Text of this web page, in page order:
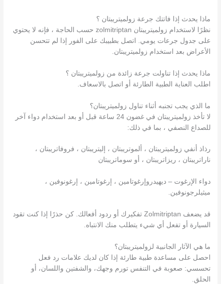
ماذا يحدث إذا فاتتك جرعة زولميتريبتان ؟
نظرًا لاستخدام زولميتريبتان zolmitriptan حسب الحاجة ، فإنه لا يحتوي
على جدول جرعات يومي. اتصل بطبيبك على الفور إذا لم تتحسن
الأعراض بعد استخدام زولميتريبتان.
ماذا يحدث إذا تناولت جرعة زائدة من زولميتريبتان ؟
اطلب العناية الطبية الطارئة أو اتصل بالاسعاف.
ما الذي يجب تجنبه أثناء تناول زولميتريبتان؟
لا تأخذ زولميتريبتان في غضون 24 ساعة قبل أو بعد استخدام دواء آخر
للصداع النصفي ، بما في ذلك:
رذاذ أنفي زولميتريبتان ، ألموتريبتان ، إليتريبتان ، فروفاتريبتان ،
ناراتريبتان ، ريزاتريبتان ، أو سوماتريبتان
دواء الإرغوت – ديهيدروإرغوتامين ، إرغوتامين ، إرغونوفين ،
ميثيلرجونوفين.
قد يضعف Zolmitriptan تفكيرك أو ردود أفعالك. كن حذرًا إذا كنت تقود
السيارة أو تفعل أي شيء يتطلب منك الانتباه.
ما هي الآثار الجانبية لزولميتريبتان؟
احصل على مساعدة طبية طارئة إذا كان لديك علامات رد فعل
تحسسي: صعوبة في التنفس تورم وجهك، والشفتين واللسان، أو
الحلق.